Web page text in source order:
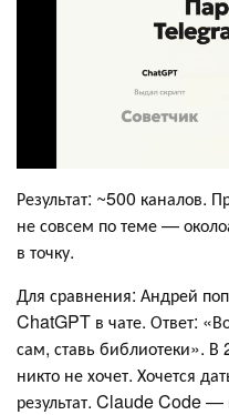
Результат: ~500 каналов.
не совсем по теме —
в точку.
Для сравнения: Андрей
ChatGPT в чате. Ответ:
сам, ставь библиотеки».
никто не хочет. Хочется
результат. Claude Code —